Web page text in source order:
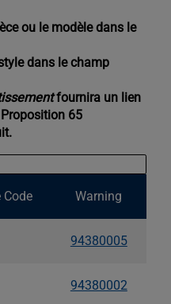
ou le modèle dans le
dans le champ
fournira un lien
65
Code Warning
94380005
94380002